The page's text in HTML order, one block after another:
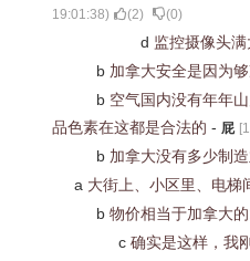
19:01:38) (2) (0)
d 监控摄像头
b 加拿大安全是因为
b 空气国内没有年年
品色素在这都是合法的 - 屁 [
b 加拿大没有多少制
a 大街上、小区里、电梯
b 物价相当于加拿大
c 确实是这样，我